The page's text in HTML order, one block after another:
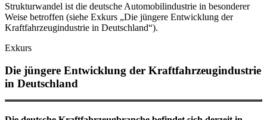
Strukturwandel ist die deutsche Automobilindustrie in besonderer
Weise betroffen (siehe Exkurs „Die jüngere Entwicklung der
Kraftfahrzeugindustrie in Deutschland“).
Exkurs
Die jüngere Entwicklung der Kraftfahrzeugindustrie
in Deutschland